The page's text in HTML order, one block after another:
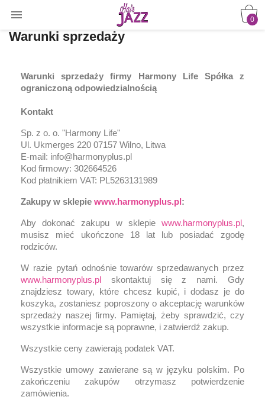
 0
Warunki sprzedaży
Warunki sprzedaży firmy Harmony Life Spółka z
ograniczoną odpowiedzialnością
Kontakt
Sp. z o. o. "Harmony Life"
Ul. Ukmerges 220 07157 Wilno, Litwa
E-mail: info@harmonyplus.pl
Kod firmowy: 302664526
Kod płatnikiem VAT: PL5263131989
Zakupy w sklepie www.harmonyplus.pl:
Aby dokonać zakupu w sklepie www.harmonyplus.pl,
musisz mieć ukończone 18 lat lub posiadać zgodę
rodziców.
W razie pytań odnośnie towarów sprzedawanych przez
www.harmonyplus.pl skontaktuj się z nami. Gdy
znajdziesz towary, które chcesz kupić, i dodasz je do
koszyka, zostaniesz poproszony o akceptację warunków
sprzedaży naszej firmy. Pamiętaj, żeby sprawdzić, czy
wszystkie informacje są poprawne, i zatwierdź zakup.
Wszystkie ceny zawierają podatek VAT.
Wszystkie umowy zawierane są w języku polskim. Po
zakończeniu zakupów otrzymasz potwierdzenie
zamówienia.